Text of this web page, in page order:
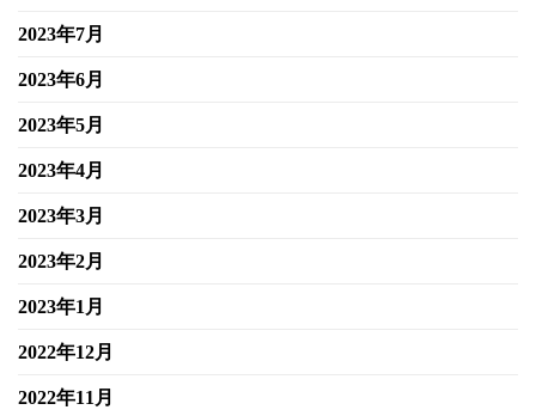
2023年7月
2023年6月
2023年5月
2023年4月
2023年3月
2023年2月
2023年1月
2022年12月
2022年11月